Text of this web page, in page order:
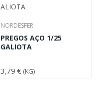
NORDESFER
PREGOS AÇO 1/25
GALIOTA
3,79 € (KG)